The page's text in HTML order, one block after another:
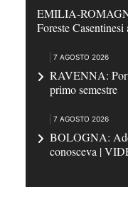
EMILIA-
Foreste
7 AGOSTO 2026
RAVENNA:
primo semestre
7 AGOSTO 2026
BOLOGNA:
conosceva |